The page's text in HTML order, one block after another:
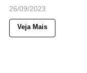
26/09/2023
Veja Mais